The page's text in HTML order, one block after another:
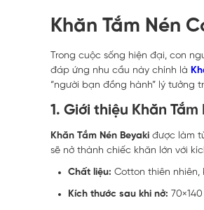
Khăn Tắm Nén
Trong cuộc sống hiện đại, con
đáp ứng nhu cầu này chính là
“người bạn đồng hành” lý tưởng
1. Giới thiệu Khăn
Khăn Tắm Nén Beyaki được làm
sẽ nở thành chiếc khăn lớn với
Chất liệu: Cotton thiên
Kích thước sau khi nở: